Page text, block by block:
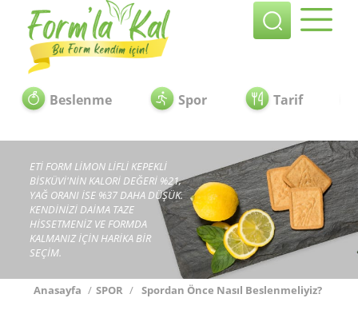
Beslenme Spor Tarif
ETİ FORM LİMON LİFLİ KEPEKLİ
BİSKÜVİ'NİN KALORİ DEĞERİ %21,
YAĞ ORANI İSE %37 DAHA DÜŞÜK.
KENDİNİZİ DAİMA TAZE
HİSSETMENİZ VE FORMDA
KALMANIZ İÇİN HARİKA BİR
SEÇİM.
Anasayfa / SPOR / Spordan Önce Nasıl Beslenmeliyiz?